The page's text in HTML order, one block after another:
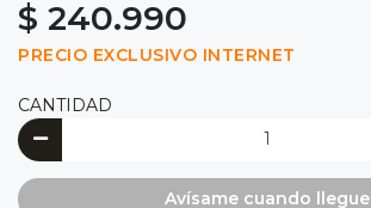
$ 240.990
PRECIO EXCLUSIVO INTERNET
CANTIDAD
Avísame cuando llegue